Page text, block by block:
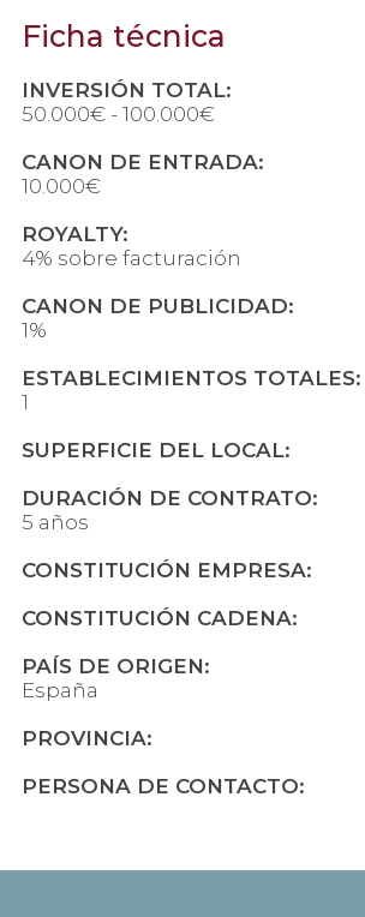
Ficha técnica
INVERSIÓN TOTAL:
50.000€ - 100.000€
CANON DE ENTRADA:
10.000€
ROYALTY:
4% sobre facturación
CANON DE PUBLICIDAD:
1%
ESTABLECIMIENTOS TOTALES:
1
SUPERFICIE DEL LOCAL:
DURACIÓN DE CONTRATO:
5 años
CONSTITUCIÓN EMPRESA:
CONSTITUCIÓN CADENA:
PAÍS DE ORIGEN:
España
PROVINCIA:
PERSONA DE CONTACTO: